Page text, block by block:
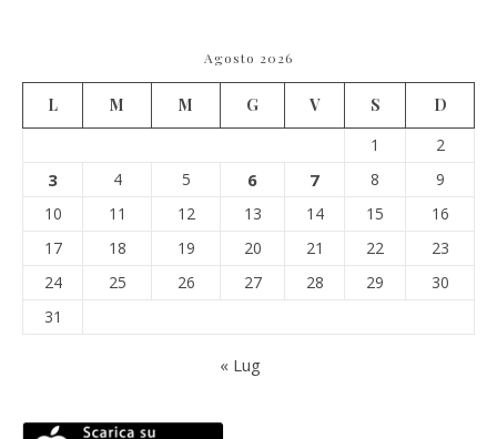
Agosto 2026
L M M G V S
D
1
2
3 4 5 6 7 8
9
10
11 12 13 14 15
16
17
18 19 20 21 22
23
24
25 26 27 28 29
30
31
« Lug